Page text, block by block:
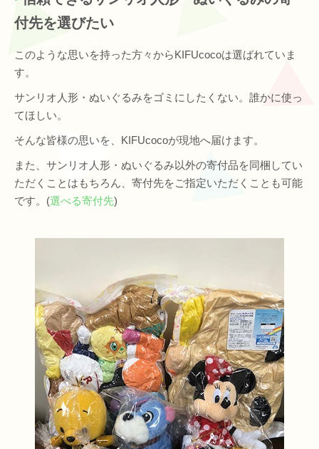
付先を選びたい
このような思いを持った方々からKIFUcocoは選ばれていま
す。
サンリオ人形・ぬいぐるみをゴミにしたくない。誰かに使っ
てほしい。
そんな皆様の思いを、KIFUcocoが現地へ届けます。
また、サンリオ人形・ぬいぐるみ以外の寄付品を同梱してい
ただくことはもちろん、寄付先をご指定いただくことも可能
です。(選べる寄付先)